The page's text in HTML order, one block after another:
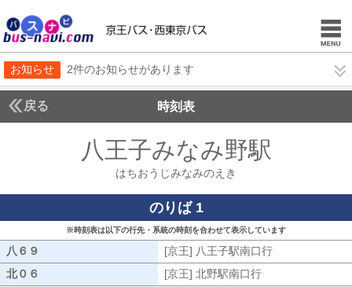
お知らせ 2件のお知らせがあります
戻る 時刻表
八王子みなみ野駅
はちおうじみなみのえき
のりば 1
※時刻表は以下の行先・系統の時刻を合わせて表示しています
八６９ [京王] 八王子駅南口行
北０６
[京王] 北野駅南口行